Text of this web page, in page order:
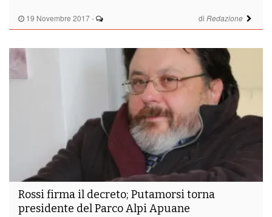
19 Novembre 2017 - di Redazione
Rossi firma il decreto; Putamorsi torna
presidente del Parco Alpi Apuane